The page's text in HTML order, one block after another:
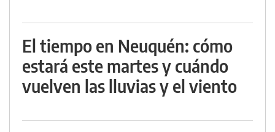
El tiempo en Neuquén: cómo
estará este martes y cuándo
vuelven las lluvias y el viento